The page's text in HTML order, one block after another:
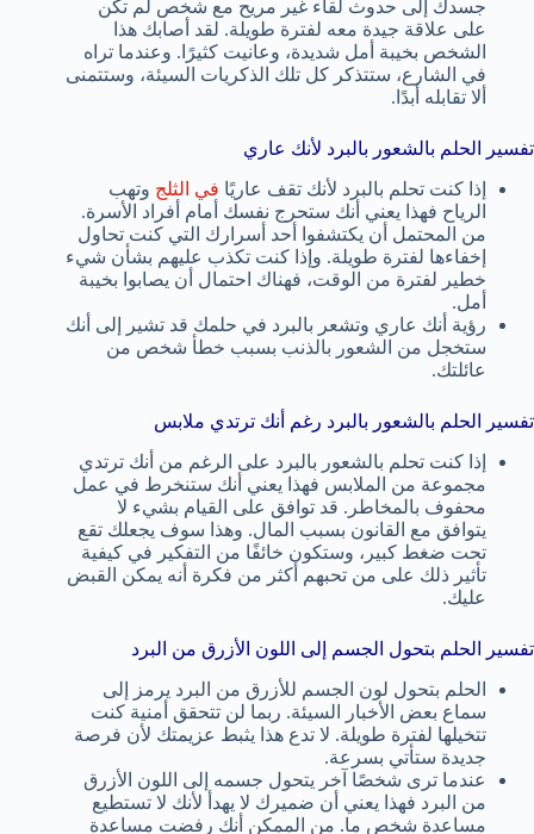
جسدك إلى حدوث لقاء غير مريح مع شخص لم تكن
على علاقة جيدة معه لفترة طويلة. لقد أصابك هذا
الشخص بخيبة أمل شديدة، وعانيت كثيرًا. وعندما تراه
في الشارع، ستتذكر كل تلك الذكريات السيئة، وستتمنى
ألا تقابله أبدًا.
تفسير الحلم بالشعور بالبرد لأنك عاري
إذا كنت تحلم بالبرد لأنك تقف عاريًا في الثلج وتهب
الرياح فهذا يعني أنك ستحرج نفسك أمام أفراد الأسرة.
من المحتمل أن يكتشفوا أحد أسرارك التي كنت تحاول
إخفاءها لفترة طويلة. وإذا كنت تكذب عليهم بشأن شيء
خطير لفترة من الوقت، فهناك احتمال أن يصابوا بخيبة
أمل.
رؤية أنك عاري وتشعر بالبرد في حلمك قد تشير إلى أنك
ستخجل من الشعور بالذنب بسبب خطأ شخص من
عائلتك.
تفسير الحلم بالشعور بالبرد رغم أنك ترتدي ملابس
إذا كنت تحلم بالشعور بالبرد على الرغم من أنك ترتدي
مجموعة من الملابس فهذا يعني أنك ستنخرط في عمل
محفوف بالمخاطر. قد توافق على القيام بشيء لا
يتوافق مع القانون بسبب المال. وهذا سوف يجعلك تقع
تحت ضغط كبير، وستكون خائفًا من التفكير في كيفية
تأثير ذلك على من تحبهم أكثر من فكرة أنه يمكن القبض
عليك.
تفسير الحلم بتحول الجسم إلى اللون الأزرق من البرد
الحلم بتحول لون الجسم للأزرق من البرد يرمز إلى
سماع بعض الأخبار السيئة. ربما لن تتحقق أمنية كنت
تتخيلها لفترة طويلة. لا تدع هذا يثبط عزيمتك لأن فرصة
جديدة ستأتي بسرعة.
عندما ترى شخصًا آخر يتحول جسمه إلى اللون الأزرق
من البرد فهذا يعني أن ضميرك لا يهدأ لأنك لا تستطيع
مساعدة شخص ما. من الممكن أنك رفضت مساعدة